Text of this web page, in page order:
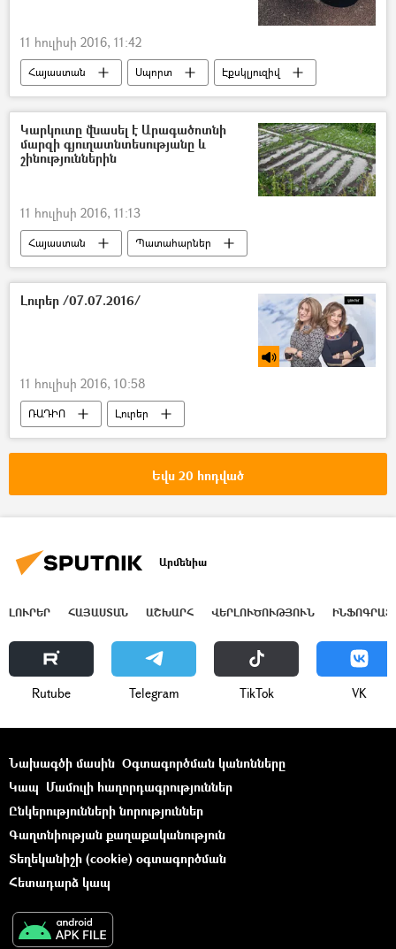
11 հուլիսի 2016, 11:42
Հայաստան Սպորտ Էքսկլյուզիվ
Կարկուտը վնասել է Արագածոտնի
մարզի գյուղատնտեսությանը և
շինություններին
11 հուլիսի 2016, 11:13
Հայաստան Պատահարներ
Լուրեր /07.07.2016/
11 հուլիսի 2016, 10:58
ՌԱԴԻՈ Լուրեր
Եվս 20 հոդված
Արմենիա
ԼՈՒՐԵՐ ՀԱՅԱՍՏԱՆ ԱՇԽԱՐՀ ՎԵՐԼՈՒԾՈՒԹՅՈՒՆ
Rutube Telegram ТikТоk VK
Նախագծի մասին Օգտագործման կանոնները
Կապ Մամուլի հաղորդագրություններ
Ընկերությունների նորություններ
Գաղտնիության քաղաքականություն
Տեղեկանիշի (cookie) օգտագործման
Հետադարձ կապ